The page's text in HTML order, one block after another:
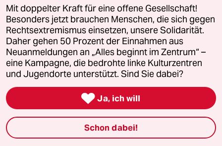
taz zahl ich
taz lab Infobrief
Veranstaltungen
Demnächst
Vor Ort
Mit doppelter Kraft für eine offene Gesellschaft!
Besonders jetzt brauchen Menschen, die sich gegen
Rechtsextremismus einsetzen, unsere Solidarität.
Daher gehen 50 Prozent der Einnahmen aus
Neuanmeldungen an „Alles beginnt im Zentrum“ –
eine Kampagne, die bedrohte linke Kulturzentren
und Jugendorte unterstützt. Sind Sie dabei?
 Ja, ich will
Schon dabei!